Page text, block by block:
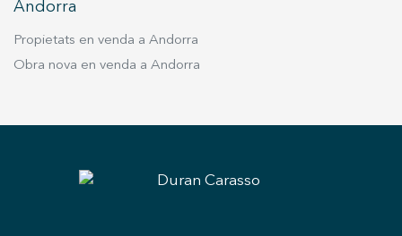
Andorra
Propietats en venda a Andorra
Obra nova en venda a Andorra